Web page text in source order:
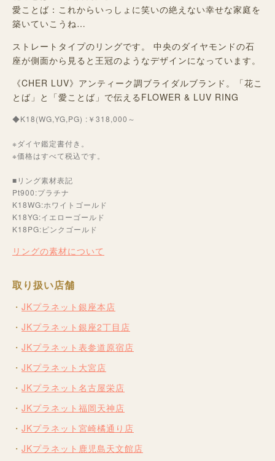
愛ことば：これからいっしょに笑いの絶えない幸せな家庭を
築いていこうね…
ストレートタイプのリングです。 中央のダイヤモンドの石
座が側面から見ると王冠のようなデザインになっています。
《CHER LUV》アンティーク調ブライダルブランド。「花こ
とば」と「愛ことば」で伝えるFLOWER & LUV RING
◆K18(WG,YG,PG) :￥318,000～
※ダイヤ鑑定書付き。
※価格はすべて税込です。
■リング素材表記
Pt900:プラチナ
K18WG:ホワイトゴールド
K18YG:イエローゴールド
K18PG:ピンクゴールド
リングの素材について
取り扱い店舗
JKプラネット銀座本店
JKプラネット銀座2丁目店
JKプラネット表参道原宿店
JKプラネット大宮店
JKプラネット名古屋栄店
JKプラネット福岡天神店
JKプラネット宮崎橘通り店
JKプラネット鹿児島天文館店